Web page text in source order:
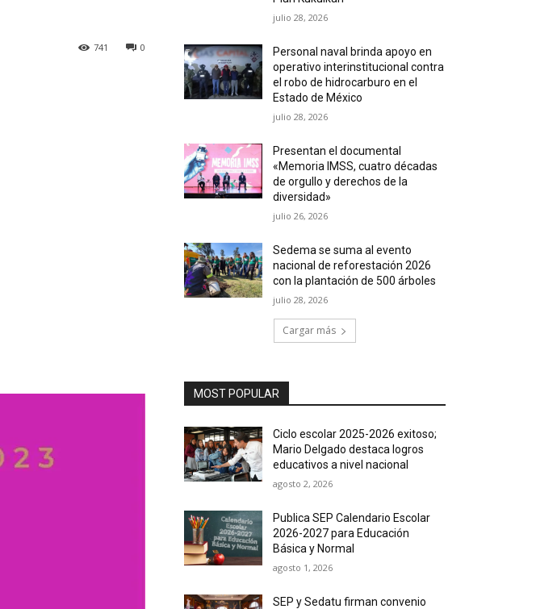
0
741
julio 28, 2026
Personal naval brinda apoyo en
operativo interinstitucional contra
el robo de hidrocarburo en el
Estado de México
julio 28, 2026
Presentan el documental
«Memoria IMSS, cuatro décadas
de orgullo y derechos de la
diversidad»
julio 26, 2026
Sedema se suma al evento
nacional de reforestación 2026
con la plantación de 500 árboles
julio 28, 2026
Cargar más
MOST POPULAR
Ciclo escolar 2025-2026 exitoso;
Mario Delgado destaca logros
educativos a nivel nacional
agosto 2, 2026
Publica SEP Calendario Escolar
2026-2027 para Educación
Básica y Normal
agosto 1, 2026
SEP y Sedatu firman convenio